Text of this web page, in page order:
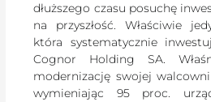
dłuższego czasu posuchę
na przyszłość. Właściwie
która systematycznie
Cognor Holding SA.
modernizację swojej
wymieniając 95 proc.